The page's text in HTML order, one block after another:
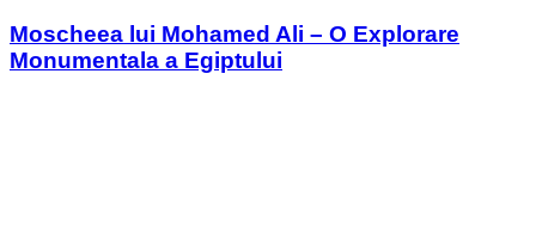
Moscheea lui Mohamed Ali – O Explorare
Monumentala a Egiptului